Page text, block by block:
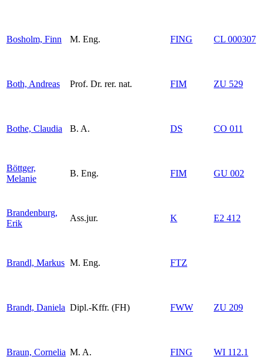
Bosholm, Finn M. Eng. FING CL 000307
Both, Andreas Prof. Dr. rer. nat. FIM ZU 529
Bothe, Claudia B. A. DS CO 011
Böttger,
Melanie
B. Eng. FIM GU 002
Brandenburg,
Erik
Ass.jur. K E2 412
Brandl, Markus M. Eng. FTZ
Brandt, Daniela Dipl.-Kffr. (FH) FWW ZU 209
Braun, Cornelia M. A. FING WI 112.1